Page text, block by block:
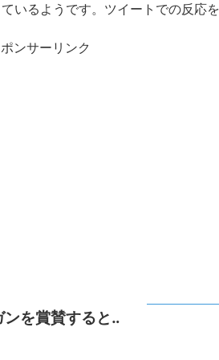
いるようです。ツイートでの反応を
ンサーリンク
ンを賞賛すると‥